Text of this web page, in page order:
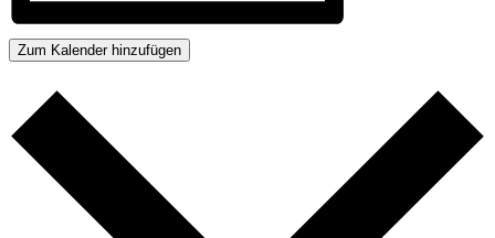
Zum Kalender hinzufügen